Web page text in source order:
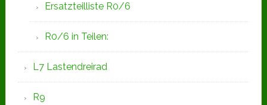
Ersatzteilliste R0/6
R0/6 in Teilen:
L7 Lastendreirad
R9